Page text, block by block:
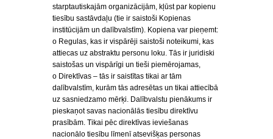
starptautiskajām organizācijām, kļūst par kopienu
tiesību sastāvdaļu (tie ir saistoši Kopienas
institūcijām un dalībvalstīm). Kopiena var pieņemt:
o Regulas, kas ir vispārēji saistoši noteikumi, kas
attiecas uz abstraktu personu loku. Tās ir juridiski
saistošas un vispārīgi un tieši piemērojamas,
o Direktīvas – tās ir saistītas tikai ar tām
dalībvalstīm, kurām tās adresētas un tikai attiecībā
uz sasniedzamo mērķi. Dalībvalstu pienākums ir
pieskaņot savas nacionālās tiesību direktīvu
prasībām. Tikai pēc direktīvas ieviešanas
nacionālo tiesību līmenī atsevišķas personas